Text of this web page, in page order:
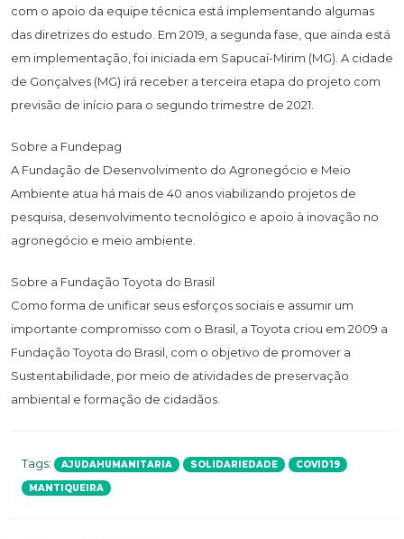
com o apoio da equipe técnica está implementando algumas
das diretrizes do estudo. Em 2019, a segunda fase, que ainda está
em implementação, foi iniciada em Sapucaí-Mirim (MG). A cidade
de Gonçalves (MG) irá receber a terceira etapa do projeto com
previsão de início para o segundo trimestre de 2021.
Sobre a Fundepag
A Fundação de Desenvolvimento do Agronegócio e Meio
Ambiente atua há mais de 40 anos viabilizando projetos de
pesquisa, desenvolvimento tecnológico e apoio à inovação no
agronegócio e meio ambiente.
Sobre a Fundação Toyota do Brasil
Como forma de unificar seus esforços sociais e assumir um
importante compromisso com o Brasil, a Toyota criou em 2009 a
Fundação Toyota do Brasil, com o objetivo de promover a
Sustentabilidade, por meio de atividades de preservação
ambiental e formação de cidadãos.
Tags: AJUDAHUMANITARIA SOLIDARIEDADE COVID19
MANTIQUEIRA